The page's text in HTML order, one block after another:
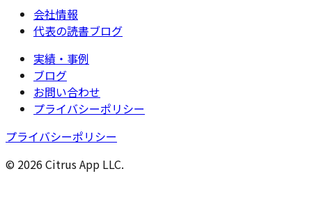
会社情報
代表の読書ブログ
実績・事例
ブログ
お問い合わせ
プライバシーポリシー
プライバシーポリシー
© 2026 Citrus App LLC.